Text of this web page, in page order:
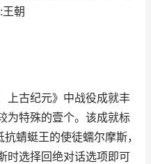
朝
上古纪元》中战役成就丰
为特殊的壹个。该成就标
蜻蜓王的使徒蠕尔摩斯，
时选择回绝对话选项即可